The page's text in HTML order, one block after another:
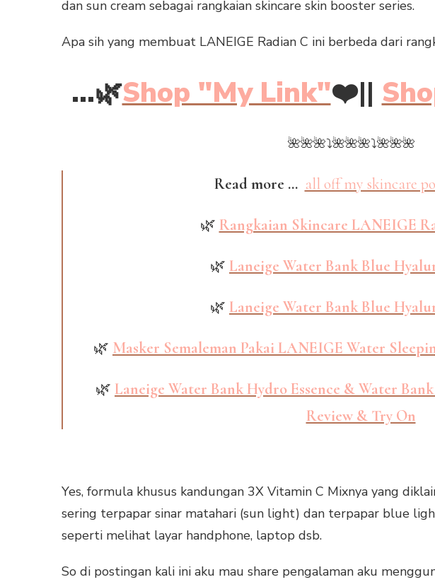
dan sun cream sebagai rangkaian skincare skin booster series.
Apa sih yang membuat LANEIGE Radian C ini berbeda dari
...🌿Shop "My Link"❤️||
🌺🌺🌺⤵🌺🌺🌺⤵🌺🌺🌺
Read more ... all off my skincare
🌿 Rangkaian Skincare LANEIGE
🌿 Laneige Water Bank Blue
🌿 Laneige Water Bank Blue
🌿 Masker Semaleman Pakai LANEIGE Water
🌿 Laneige Water Bank Hydro Essence & Water
Review & Try On
Yes, formula khusus kandungan 3X Vitamin C Mixnya yang
sering terpapar sinar matahari (sun light) dan terpapar blue
seperti melihat layar handphone, laptop dsb.
So di postingan kali ini aku mau share pengalaman aku